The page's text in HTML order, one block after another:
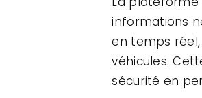
informations
en temps
véhicules.
sécurité en